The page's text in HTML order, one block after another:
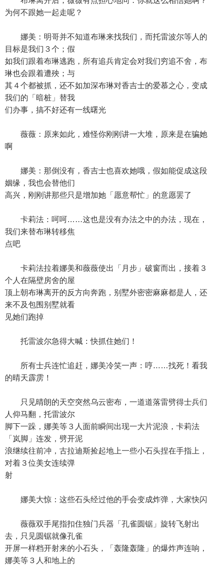
为何不跟她一起走呢？
娜美：明哥并不知道布琳来找我们，而托雷波尔等人的
目标是我们３个；假
如我们跟着布琳逃跑，所有追兵肯定会对我们穷追不舍，布
琳也会跟着遭殃；与
其４个都被抓，还不如加深布琳对香吉士的爱慕之心，变成
我们的「暗桩」替我
们办事，搞不好还有一线曙光
薇薇：原来如此，难怪你刚刚讲一大堆，原来是在骗她
啊
娜美：那倒没有，香吉士也喜欢她哦，假如能促成这段
姻缘，我也会替他们
高兴，刚刚讲那些只是增加她「愿意帮忙」的意愿罢了
卡莉法：呵呵……这也是没有办法之中的办法，现在，
我们来替布琳转移焦
点吧
卡莉法拉着娜美和薇薇使出「月步」破窗而出，接着３
个人在隔壁房舍的屋
顶上朝布琳离开的反方向奔跑，别墅外密密麻麻都是人，还
来不及包围别墅就看
见她们跑掉
托雷波尔急得大喊：快抓住她们！
所有士兵连忙追赶，娜美冷笑一声：哼……找死！看我
的晴天霹雳！
只见晴朗的天空突然乌云密布，一道道落雷劈得士兵们
人仰马翻，托雷波尔
脚下一跺，娜美等３人面前瞬间出现一大片泥浪，卡莉法
「岚脚」连发，劈开泥
浪继续往前冲，古拉迪斯捡起地上一些小石头捏在手指上，
对着３位美女连续弹
射
娜美大惊：这些石头经过他的手会变成炸弹，大家快闪
薇薇双手尾指扣住独门兵器「孔雀圆锯」旋转飞射出
去，只见圆锯就像孔雀
开屏一样档开射来的小石头，「轰隆轰隆」的爆炸声连响，
娜美等３人和地上的